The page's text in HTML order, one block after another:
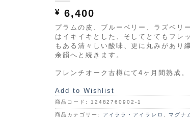
¥ 6,400
プラムの皮、ブルーベリー、ラズベリ
はイキイキとした、そしてとてもフレ
もある清々しい酸味、更に丸みがあり
余韻へと続きます。
フレンチオーク古樽にて4ヶ月間熟成。
Add to Wishlist
商品コード: 12482760902-1
商品カテゴリー: アイララ・アイラレロ マグナ